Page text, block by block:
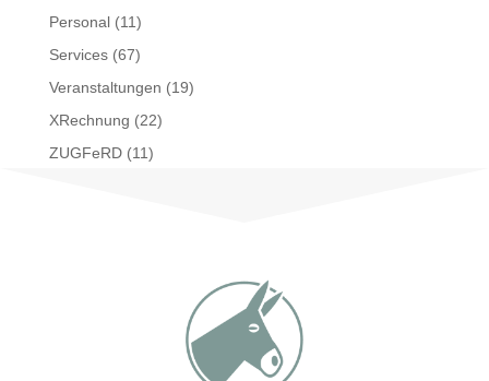
Personal(11)
Services(67)
Veranstaltungen (19)
XRechnung (22)
ZUGFeRD(11)